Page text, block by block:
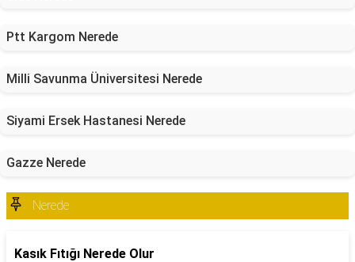
Ptt Kargom Nerede
Milli Savunma Üniversitesi Nerede
Siyami Ersek Hastanesi Nerede
Gazze Nerede
Nerede
Kasık Fıtığı Nerede Olur